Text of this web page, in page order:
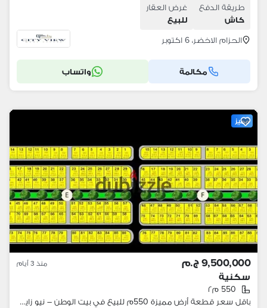
طريقة الدفع
كاش
غرض العقار
للبيع
الحزام الاخضر، 6 اكتوبر
مكالمة واتساب
مميز
9,500,000 ج.م منذ 3 أيام
سكنية
550 م٢
باقل سعر قطعة أرض مميزة 550م للبيع في بيت الوطن – نيو زايد Beit Al Watan – New Zayed فرصة استثمارية مميزة في موقع استراتيجي